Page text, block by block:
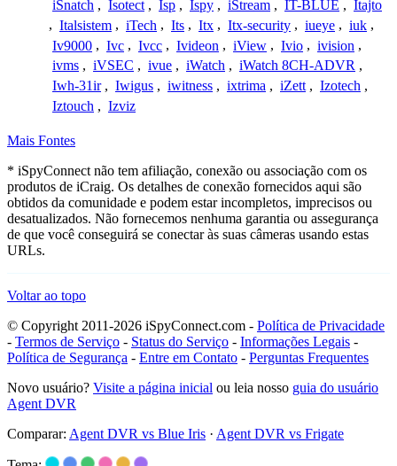
iSnatch , Isotect , Isp , Ispy , iStream , IT-BLUE , Itajto
, Italsistem , iTech , Its , Itx , Itx-security , iueye , iuk ,
Iv9000 , Ivc , Ivcc , Ivideon , iView , Ivio , ivision ,
ivms , iVSEC , ivue , iWatch , iWatch 8CH-ADVR ,
Iwh-31ir , Iwigus , iwitness , ixtrima , iZett , Izotech ,
Iztouch , Izviz
Mais Fontes
* iSpyConnect não tem afiliação, conexão ou associação com os
produtos de iCraig. Os detalhes de conexão fornecidos aqui são
obtidos da comunidade e podem estar incompletos, imprecisos ou
desatualizados. Não fornecemos nenhuma garantia ou assegurança
de que você conseguirá se conectar às suas câmeras usando estas
URLs.
Voltar ao topo
© Copyright 2011-2026 iSpyConnect.com - Política de Privacidade
- Termos de Serviço - Status do Serviço - Informações Legais -
Política de Segurança - Entre em Contato - Perguntas Frequentes
Novo usuário? Visite a página inicial ou leia nosso guia do usuário
Agent DVR
Comparar: Agent DVR vs Blue Iris · Agent DVR vs Frigate